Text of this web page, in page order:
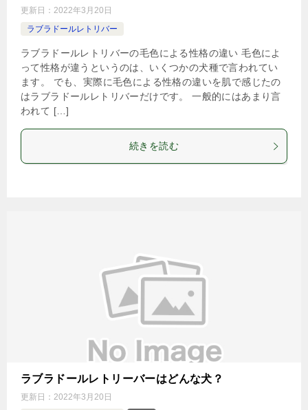
更新日： 2022年3月20日
ラブラドールレトリバー
ラブラドールレトリバーの毛色による性格の違い 毛色によ
って性格が違うというのは、いくつかの犬種で言われてい
ます。 でも、実際に毛色による性格の違いを肌で感じたの
はラブラドールレトリバーだけです。 一般的にはあまり言
われて […]
続きを読む
ラブラドールレトリーバーはどんな犬？
更新日： 2022年3月20日